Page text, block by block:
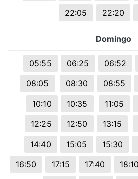
22:05
22:20
Domingo
05:55 06:25 06:52
08:05
08:30 08:55
10:10
10:35 11:05
12:25
12:50 13:15
14:40
15:05 15:30
16:50
17:15 17:40 18:10